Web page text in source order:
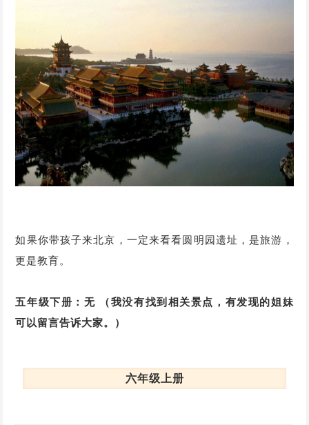
如果你带孩子来北京，一定来看看圆明园遗址，是旅游，
更是教育。
五年级下册：无 （我没有找到相关景点，有发现的姐妹
可以留言告诉大家。）
六年级上册